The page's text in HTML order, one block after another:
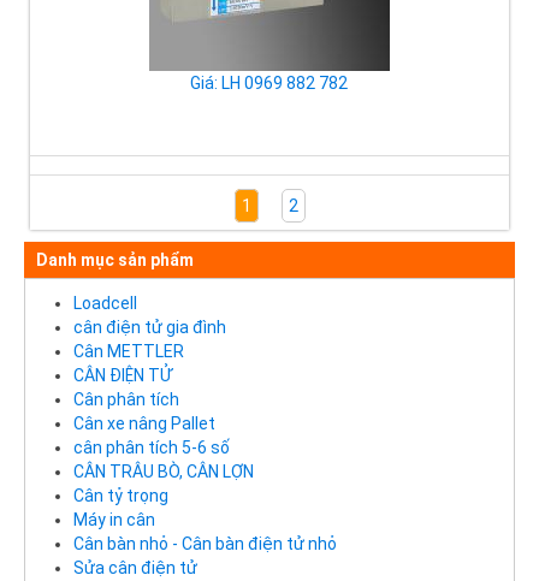
Giá: LH 0969 882 782
1 2
Danh mục sản phẩm
Loadcell
cân điện tử gia đình
Cân METTLER
CÂN ĐIỆN TỬ
Cân phân tích
Cân xe nâng Pallet
cân phân tích 5-6 số
CÂN TRÂU BÒ, CÂN LỢN
Cân tỷ trọng
Máy in cân
Cân bàn nhỏ - Cân bàn điện tử nhỏ
Sửa cân điện tử